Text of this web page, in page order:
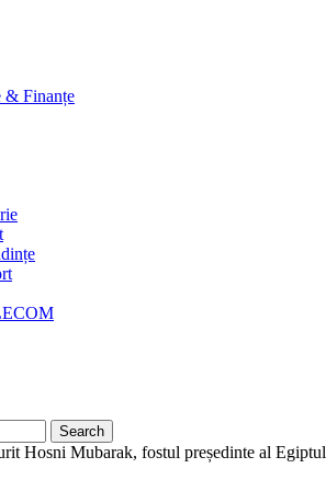
& Finanțe
Hosni Mubarak, fostul președinte al